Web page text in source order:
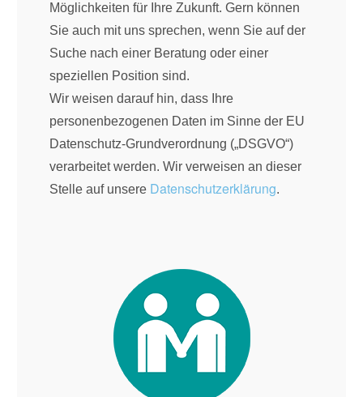
Möglichkeiten für Ihre Zukunft. Gern können
Sie auch mit uns sprechen, wenn Sie auf der
Suche nach einer Beratung oder einer
speziellen Position sind.
Wir weisen darauf hin, dass Ihre
personenbezogenen Daten im Sinne der EU
Datenschutz-Grundverordnung („DSGVO“)
verarbeitet werden. Wir verweisen an dieser
Stelle auf unsere Datenschutzerklärung.